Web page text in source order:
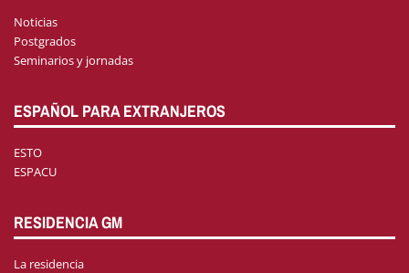
Noticias
Postgrados
Seminarios y jornadas
ESPAÑOL PARA EXTRANJEROS
ESTO
ESPACU
RESIDENCIA GM
La residencia